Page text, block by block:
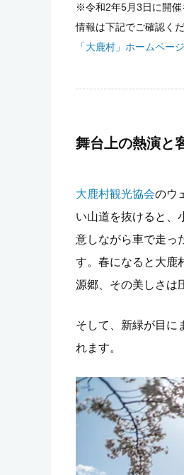
※令和2年5月3日に開催
情報は下記でご確認くだ
「大鹿村」ホームページ
舞台上の熱演と
大鹿村観光協会のウ
い山道を抜けると、
意しながら車で走っ
す。春になると大鹿
源郷、その美しさは
そして、新緑が目に
れます。